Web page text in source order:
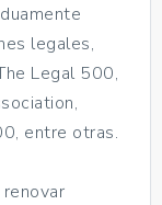
legales,
Legal 500,
entre otras.